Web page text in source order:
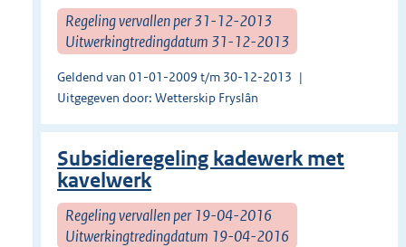
Regeling vervallen per 31-12-2013
Uitwerkingtredingdatum 31-12-2013
Geldend van 01-01-2009 t/m 30-12-2013
Uitgegeven door: Wetterskip Fryslân
Subsidieregeling kadewerk met
kavelwerk
Regeling vervallen per 19-04-2016
Uitwerkingtredingdatum 19-04-2016